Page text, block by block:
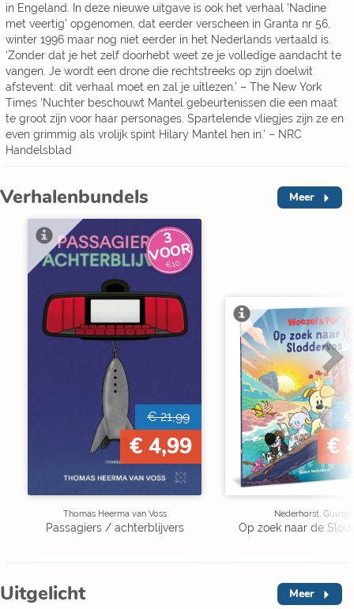
in Engeland. In deze nieuwe uitgave is ook het verhaal 'Nadine
met veertig' opgenomen, dat eerder verscheen in Granta nr 56,
winter 1996 maar nog niet eerder in het Nederlands vertaald is.
‘Zonder dat je het zelf doorhebt weet ze je volledige aandacht te
vangen. Je wordt een drone die rechtstreeks op zijn doelwit
afstevent: dit verhaal moet en zal je uitlezen.’ – The New York
Times ‘Nuchter beschouwt Mantel gebeurtenissen die een maat
te groot zijn voor haar personages. Spartelende vliegjes zijn ze en
even grimmig als vrolijk spint Hilary Mantel hen in.’ – NRC
Handelsblad
Verhalenbundels Meer
3
V
O
O
R
€10
€ 21,99
€ 4,99
Thomas Heerma van Voss
Passagiers / achterblijvers
€
€
Nederhorst, Guusje
Op zoek naar de
Uitgelicht Meer